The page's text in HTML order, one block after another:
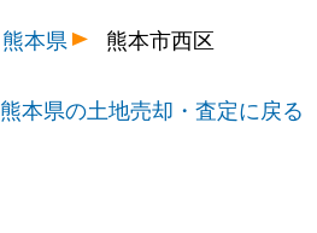
熊本県 熊本市西区
熊本県の土地売却・査定に戻る